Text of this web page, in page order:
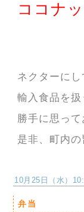
ココナ
ネクターに
輸入食品を
勝手に思っ
是非、町内
10月25日（水）
弁当